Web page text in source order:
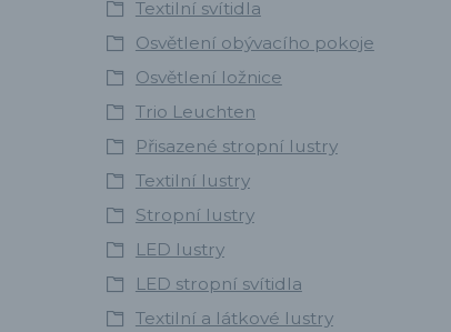
Textilní svítidla
Osvětlení obývacího pokoje
Osvětlení ložnice
Trio Leuchten
Přisazené stropní lustry
Textilní lustry
Stropní lustry
LED lustry
LED stropní svítidla
Textilní a látkové lustry